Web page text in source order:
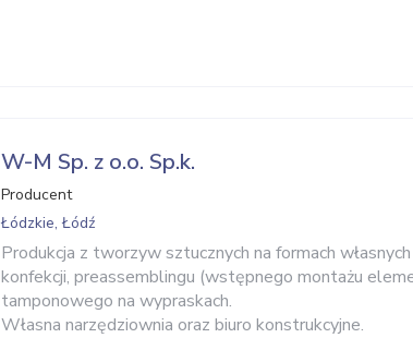
W-M Sp. z o.o. Sp.k.
Producent
Łódzkie, Łódź
Produkcja z tworzyw sztucznych na formach
konfekcji, preassemblingu (wstępnego montażu
tamponowego na wypraskach.
Własna narzędziownia oraz biuro konstrukcyjne.